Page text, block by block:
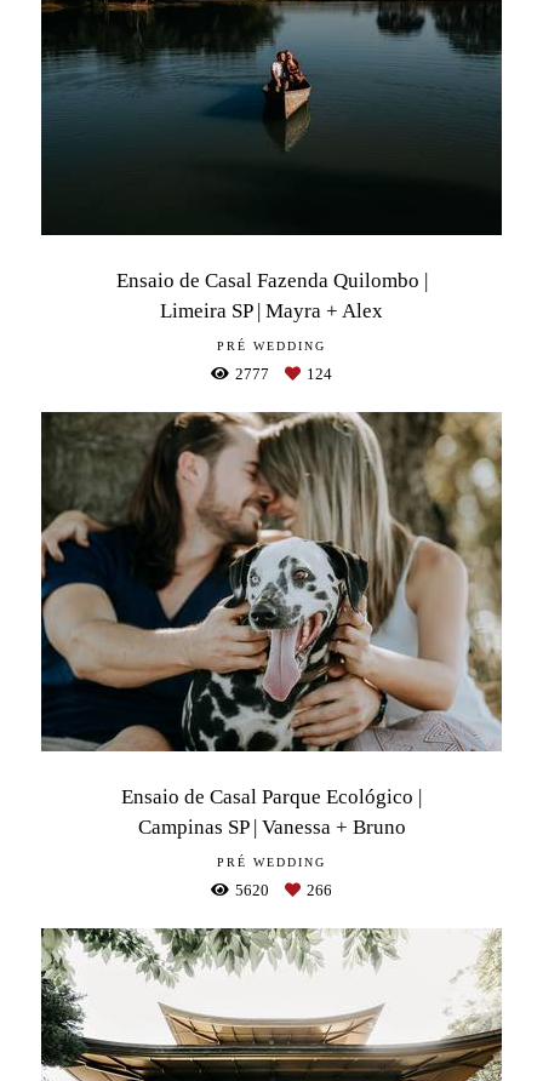
Ensaio de Casal Fazenda Quilombo |
Limeira SP | Mayra + Alex
PRÉ WEDDING
2777 124
Ensaio de Casal Parque Ecológico |
Campinas SP | Vanessa + Bruno
PRÉ WEDDING
5620 266